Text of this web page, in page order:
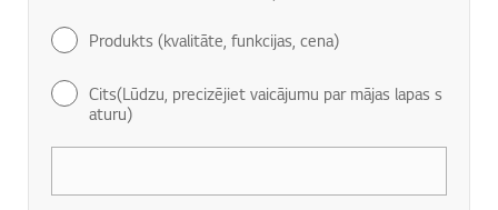
Produkts (kvalitāte, funkcijas, cena)
Cits(Lūdzu, precizējiet vaicājumu par mājas lapas s
aturu)